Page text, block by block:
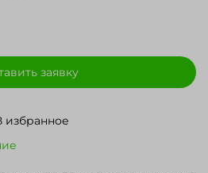
избранное
заявку